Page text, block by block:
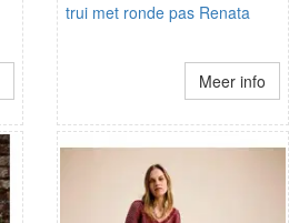
trui met ronde pas Renata
Meer info